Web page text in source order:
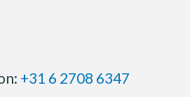
+31 6 2708 6347